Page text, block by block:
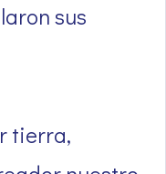
sus
tierra,